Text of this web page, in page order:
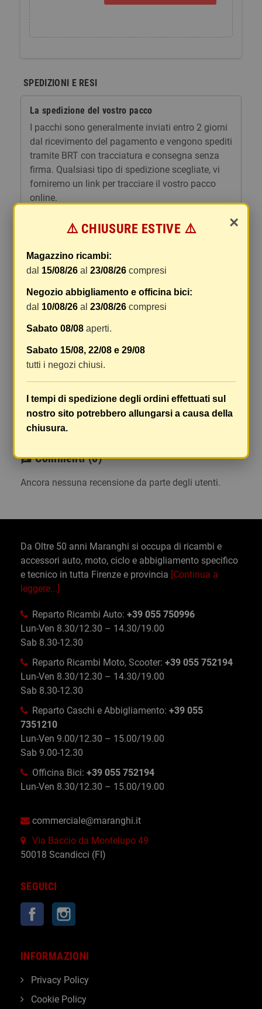
SPEDIZIONI E RESI
La spedizione del vostro pacco
I pacchi sono generalmente inviati entro 2 giorni
dal ricevimento del pagamento e vengono spediti
tramite BRT con tracciatura e consegna senza
firma. Qualsiasi tipo di spedizione scegliate, vi
forniremo un link per tracciare il vostro pacco
online.
gestione e imballaggio e le spese postali. I costi
variano a seconda del peso totale della
spedizione. Vi consigliamo di raggruppare i
vostri articoli in un unico ordine. Non ci è
possibile raggruppare due ordini distinti
spedizione saranno addebitate per ognuno di
essi. Il vostro pacco sarà inviato a vostro rischio,
ma viene prestata un'attenzione particolare in
caso di oggetti fragili.
Le scatole hanno dimensioni adeguatamente
ampie e i vostri articoli son ben protetti.
chat Commenti (0)
Ancora nessuna recensione da parte degli utenti.
×
⚠️ CHIUSURE ESTIVE ⚠️
Magazzino ricambi:
dal 15/08/26 al23/08/26 compresi
Negozio abbigliamento e officina bici:
dal 10/08/26 al23/08/26 compresi
Sabato 08/08 aperti.
Sabato 15/08, 22/08 e 29/08
tutti i negozi chiusi.
I tempi di spedizione degli ordini effettuati sul
nostro sito potrebbero allungarsi a causa della
chiusura.
Da Oltre 50 anni Maranghi si occupa di ricambi e
accessori auto, moto, ciclo e abbigliamento specifico
e tecnico in tutta Firenze e provincia [Continua a
leggere...]
Reparto Ricambi Auto: +39 055 750996
Lun-Ven 8.30/12.30 – 14.30/19.00
Sab 8.30-12.30
Reparto Ricambi Moto, Scooter: +39 055 752194
Lun-Ven 8.30/12.30 – 14.30/19.00
Sab 8.30-12.30
Reparto Caschi e Abbigliamento: +39 055
7351210
Lun-Ven 9.00/12.30 – 15.00/19.00
Sab 9.00-12.30
Officina Bici: +39 055 752194
Lun-Ven 8.30/12.30 – 15.00/19.00
commerciale@maranghi.it
Via Baccio da Montelupo 49
50018 Scandicci (FI)
SEGUICI
Facebook
INFORMAZIONI
Privacy Policy
Cookie Policy